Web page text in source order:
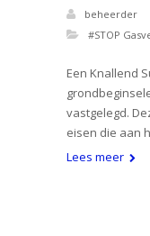
beheerder
#STOP
Een Knallend
vastgelegd.
eisen die aan
Lees meer